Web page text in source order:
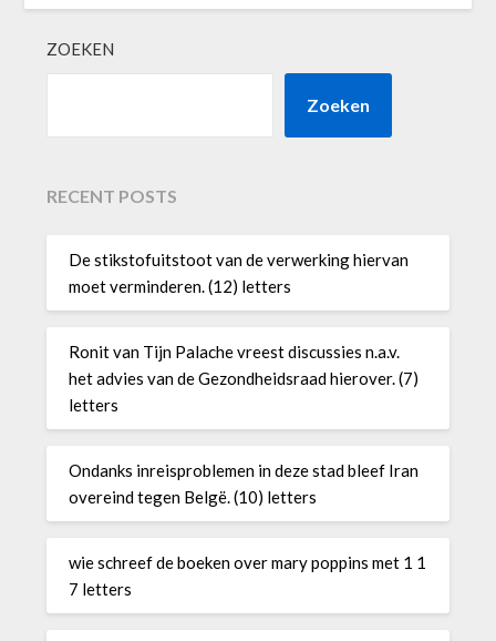
ZOEKEN
Zoeken
RECENT POSTS
De stikstofuitstoot van de verwerking hiervan
moet verminderen. (12) letters
Ronit van Tijn Palache vreest discussies n.a.v.
het advies van de Gezondheidsraad hierover. (7)
letters
Ondanks inreisproblemen in deze stad bleef Iran
overeind tegen Belgë. (10) letters
wie schreef de boeken over mary poppins met 1 1
7 letters